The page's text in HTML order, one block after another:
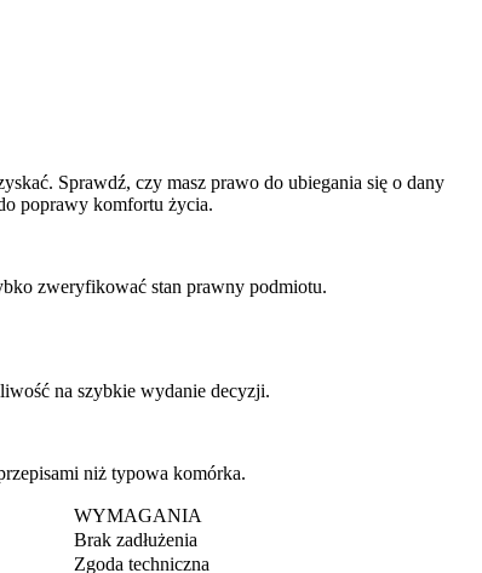
Sprawdź, czy masz prawo do ubiegania się o dany
poprawy komfortu życia.
zweryfikować stan prawny podmiotu.
na szybkie wydanie decyzji.
niż typowa komórka.
WYMAGANIA
Brak zadłużenia
Zgoda techniczna